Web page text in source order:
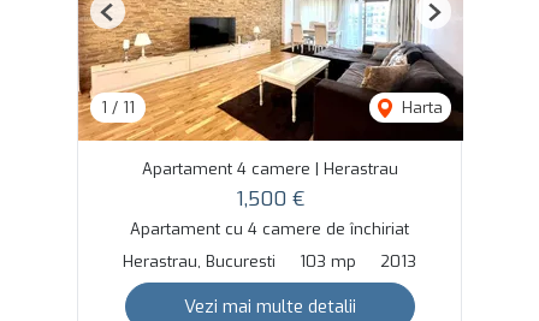
1 / 11 Harta
Previous Next
Apartament 4 camere | Herastrau
1,500 €
Apartament cu 4 camere de închiriat
Herastrau, Bucuresti
103 mp 2013
Vezi mai multe detalii